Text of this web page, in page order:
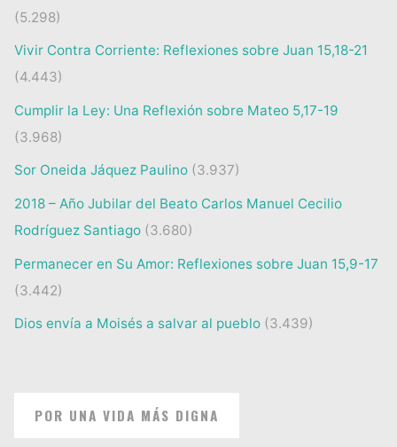
(5.298)
Vivir Contra Corriente: Reflexiones sobre Juan 15,18-21
(4.443)
Cumplir la Ley: Una Reflexión sobre Mateo 5,17-19
(3.968)
Sor Oneida Jáquez Paulino (3.937)
2018 – Año Jubilar del Beato Carlos Manuel Cecilio
Rodríguez Santiago (3.680)
Permanecer en Su Amor: Reflexiones sobre Juan 15,9-17
(3.442)
Dios envía a Moisés a salvar al pueblo (3.439)
POR UNA VIDA MÁS DIGNA